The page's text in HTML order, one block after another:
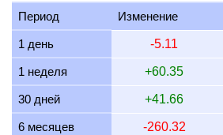
13 июля 2026 1,508.34
12 июля 2026 1,553.28
11 июля 2026 1,553.28 49.94
10 июля 2026 1,545.37 49.68
9 июля 2026 1,558.04 50.09
Период Изменение
1 день -5.11
1 неделя +60.35
30 дней +41.66
6 месяцев -260.32